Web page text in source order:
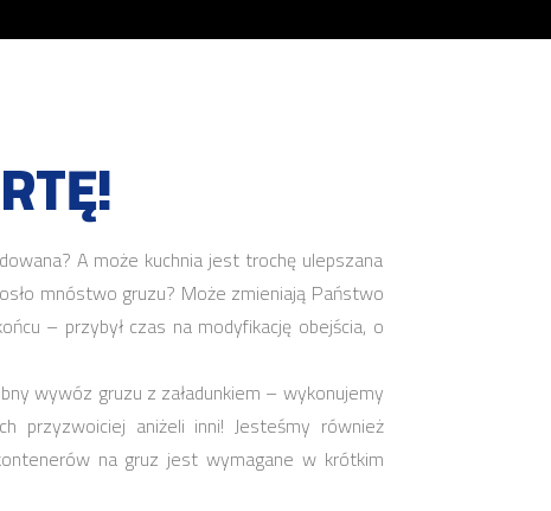
A może kuchnia jest trochę ulepszana
mnóstwo gruzu? Może zmieniają Państwo
– przybył czas na modyfikację obejścia, o
wywóz gruzu z załadunkiem – wykonujemy
przyzwoiciej aniżeli inni! Jesteśmy również
na gruz jest wymagane w krótkim